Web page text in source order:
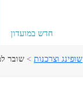
חדש במועדון
שופינג וצרכנות > שובר